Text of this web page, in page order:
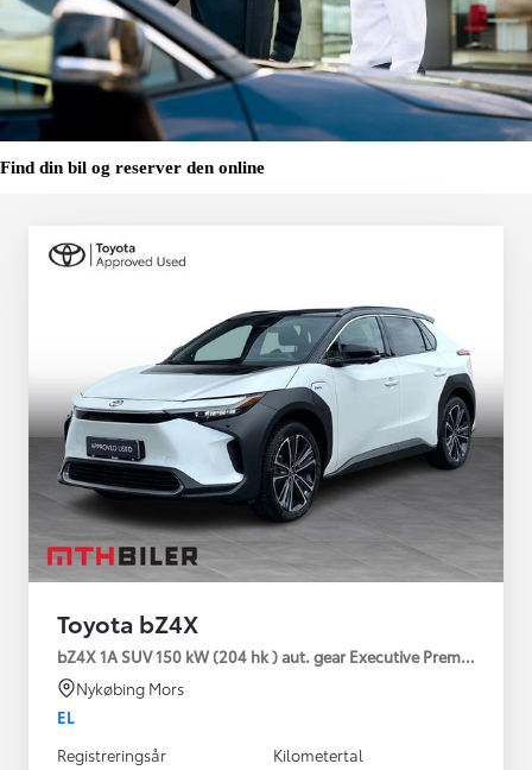
Find din bil og reserver den online
Toyota bZ4X
bZ4X 1A SUV 150 kW (204 hk ) aut. gear Executive Premium
Nykøbing Mors
EL
Registreringsår
Kilometertal